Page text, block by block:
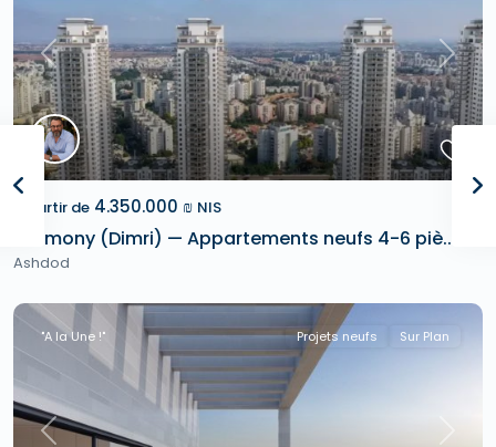
Previous Next
À partir de 4.350.000 ₪ NIS
Harmony (Dimri) — Appartements neufs 4-6 piè...
Ashdod
Previous Next
"A la Une !" Projets neufs Sur Plan